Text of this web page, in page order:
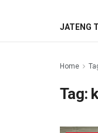
JATENG
Home
Tag: